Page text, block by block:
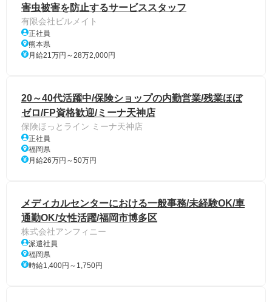
害虫被害を防止するサービススタッフ
有限会社ビルメイト
正社員
熊本県
月給21万円～28万2,000円
20～40代活躍中/保険ショップの内勤営業/残業ほぼ
ゼロ/FP資格歓迎/ミーナ天神店
保険ほっとライン ミーナ天神店
正社員
福岡県
月給26万円～50万円
メディカルセンターにおける一般事務/未経験OK/車
通勤OK/女性活躍/福岡市博多区
株式会社アンフィニー
派遣社員
福岡県
時給1,400円～1,750円